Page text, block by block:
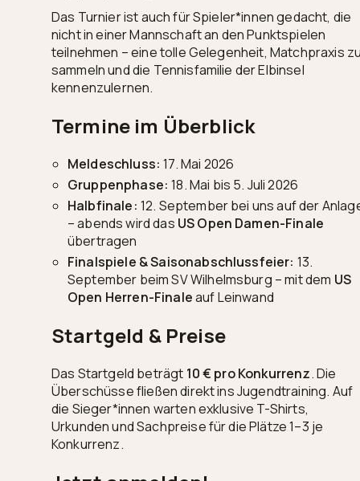
Das Turnier ist auch für Spieler*innen gedacht, die
nicht in einer Mannschaft an den Punktspielen
teilnehmen – eine tolle Gelegenheit, Matchpraxis
sammeln und die Tennisfamilie der Elbinsel
kennenzulernen.
Termine im Überblick
Meldeschluss: 17. Mai 2026
Gruppenphase: 18. Mai bis 5. Juli 2026
Halbfinale: 12. September bei uns auf der
– abends wird das US Open Damen-Finale
übertragen
Finalspiele & Saisonabschlussfeier: 13.
September beim SV Wilhelmsburg – mit dem US
Open Herren-Finaleauf Leinwand
Startgeld & Preise
Das Startgeld beträgt 10 € pro Konkurrenz. Die
Überschüsse fließen direkt ins Jugendtraining. Auf
die Sieger*innen warten exklusive T-Shirts,
Urkunden und Sachpreise für die Plätze 1–3 je
Konkurrenz.